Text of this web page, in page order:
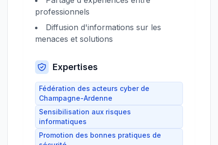
professionnels
Diffusion d'informations sur les
menaces et solutions
Expertises
Fédération des acteurs cyber de
Champagne-Ardenne
Sensibilisation aux risques
informatiques
Promotion des bonnes pratiques de